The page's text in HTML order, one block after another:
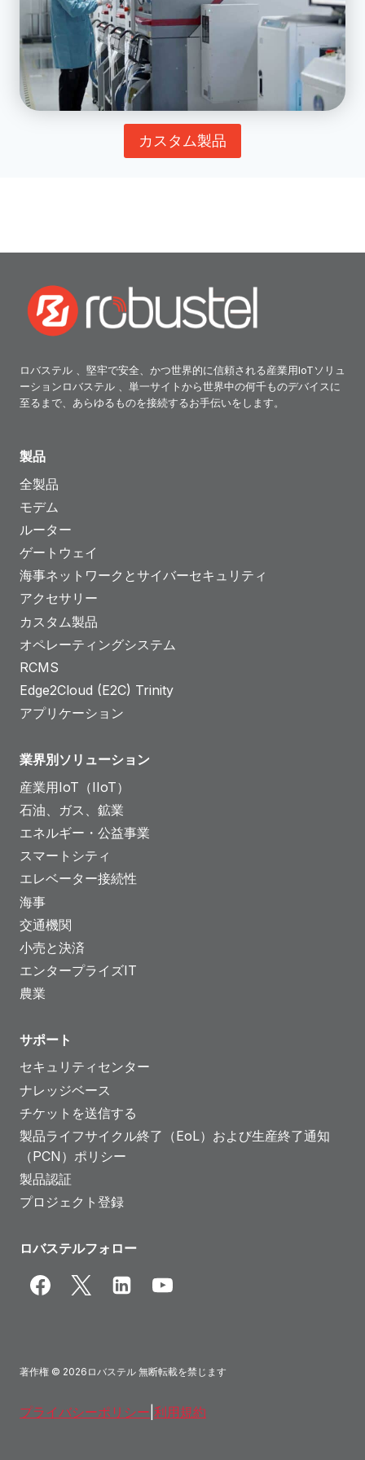
カスタム製品
ロバステル 、堅牢で安全、かつ世界的に信頼される産業用IoTソリュ
ーションロバステル 、単一サイトから世界中の何千ものデバイスに
至るまで、あらゆるものを接続するお手伝いをします。
製品
全製品
モデム
ルーター
ゲートウェイ
海事ネットワークとサイバーセキュリティ
アクセサリー
カスタム製品
オペレーティングシステム
RCMS
Edge2Cloud (E2C) Trinity
アプリケーション
業界別ソリューション
産業用IoT（IIoT）
石油、ガス、鉱業
エネルギー・公益事業
スマートシティ
エレベーター接続性
海事
交通機関
小売と決済
エンタープライズIT
農業
サポート
セキュリティセンター
ナレッジベース
チケットを送信する
製品ライフサイクル終了（EoL）および生産終了通知
（PCN）ポリシー
製品認証
プロジェクト登録
ロバステルフォロー
著作権 © 2026ロバステル 無断転載を禁じます
プライバシーポリシー 利用規約